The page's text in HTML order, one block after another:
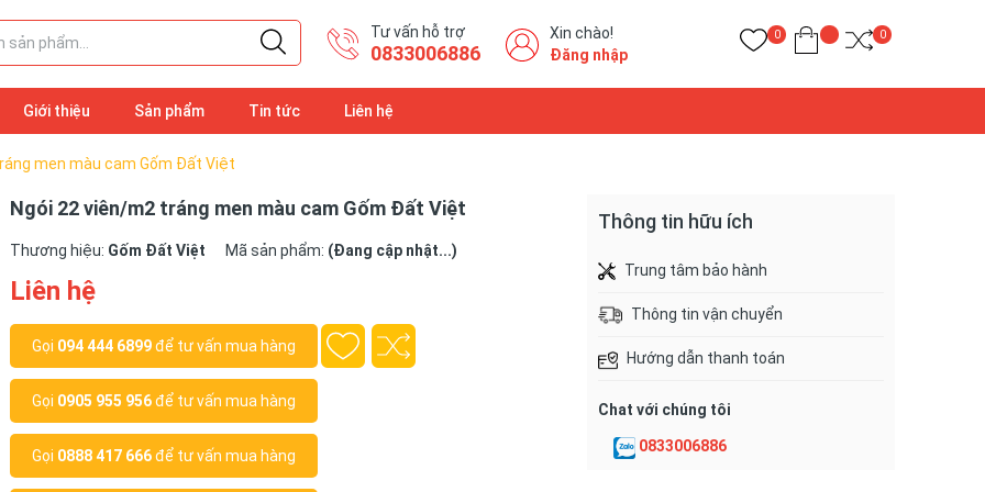
Tư vấn hỗ trợ
​0833006886
Xin chào!
Đăng nhập
0 0
Giới thiệu Sản phẩm Tin tức Liên hệ
men màu cam Gốm Đất Việt
Ngói 22 viên/m2 tráng men màu cam Gốm Đất Việt
Thương hiệu: Gốm Đất Việt Mã sản phẩm: (Đang cập nhật...)
Liên hệ
Gọi 094 444 6899để tư vấn mua hàng
Gọi 0905 955 956để tư vấn mua hàng
Gọi 0888 417 666để tư vấn mua hàng
Thông tin hữu ích
Trung tâm bảo hành
Thông tin vận chuyển
Hướng dẫn thanh toán
Chat với chúng tôi
0833006886